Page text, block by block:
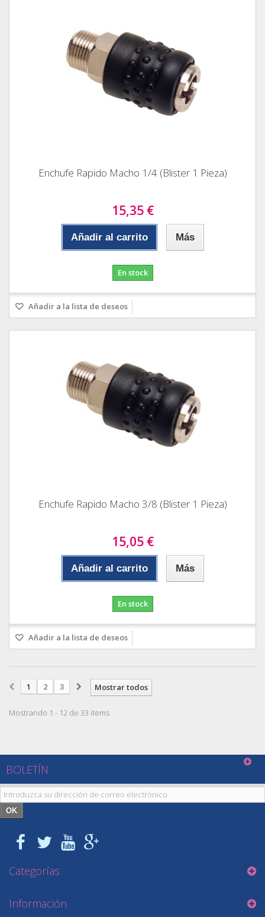
Enchufe Rapido Macho 1/4 (Blister 1 Pieza)
15,35 €
Añadir al carrito Más
En stock
Añadir a la lista de deseos
Enchufe Rapido Macho 3/8 (Blister 1 Pieza)
15,05 €
Añadir al carrito Más
En stock
Añadir a la lista de deseos
Mostrar todos
1 2 3
Mostrando 1 - 12 de 33 items
BOLETÍN
OK
Categorías
Información